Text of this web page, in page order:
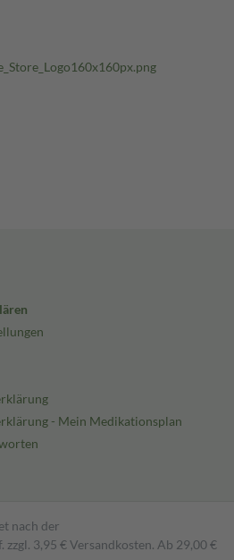
- Mein Medikationsplan
nach der
3,95 € Versandkosten. Ab 29,00 €